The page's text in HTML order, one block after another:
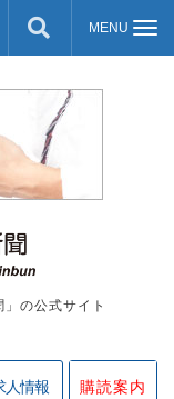
の公式サイト
人情報 購読案内